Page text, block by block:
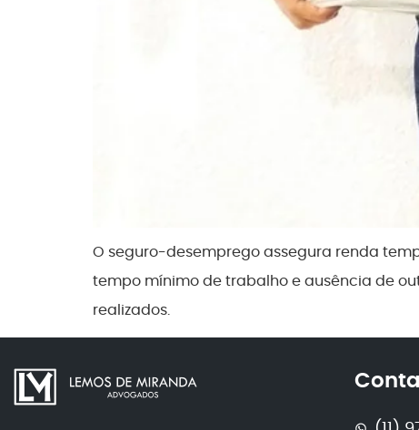
O seguro-desemprego assegura renda
tempo mínimo de trabalho e ausência de
realizados.